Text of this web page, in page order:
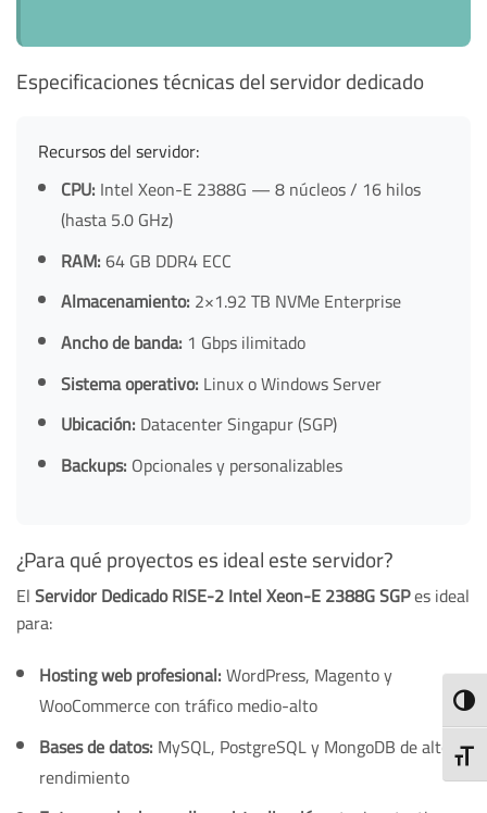
Especificaciones técnicas del servidor dedicado
Recursos del servidor:
CPU: Intel Xeon-E 2388G — 8 núcleos / 16 hilos
(hasta 5.0 GHz)
RAM:64 GB DDR4 ECC
Almacenamiento: 2×1.92 TB NVMe Enterprise
Ancho de banda: 1 Gbps ilimitado
Sistema operativo: Linux o Windows Server
Ubicación: Datacenter Singapur (SGP)
Backups: Opcionales y personalizables
¿Para qué proyectos es ideal este servidor?
ElServidor Dedicado RISE-2 Intel Xeon-E 2388G SGPes ideal
para:
Hosting web profesional:WordPress, Magento y
WooCommerce con tráfico medio-alto
Bases de datos: MySQL, PostgreSQL y MongoDB de alto
rendimiento